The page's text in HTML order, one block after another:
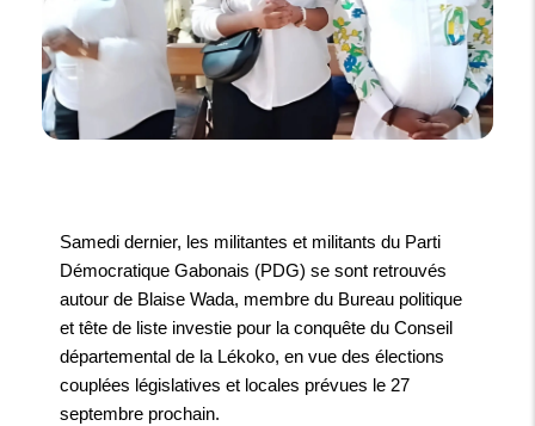
Samedi dernier, les militantes et militants du Parti
Démocratique Gabonais (PDG) se sont retrouvés
autour de Blaise Wada, membre du Bureau politique
et tête de liste investie pour la conquête du Conseil
départemental de la Lékoko, en vue des élections
couplées législatives et locales prévues le 27
septembre prochain.